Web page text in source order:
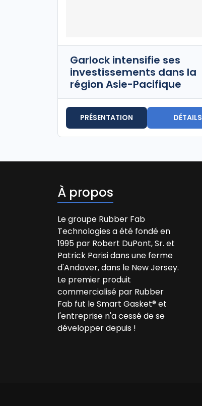
Garlock intensifie ses
investissements dans la
région Asie-Pacifique
PRÉSENTATION DÉTAILS
À propos
Le groupe Rubber Fab
Technologies a été fondé en
1995 par Robert DuPont, Sr. et
Patrick Parisi dans une ferme
d'Andover, dans le New Jersey.
Le premier produit
commercialisé par Rubber
Fab fut le Smart Gasket® et
l'entreprise n'a cessé de se
développer depuis !